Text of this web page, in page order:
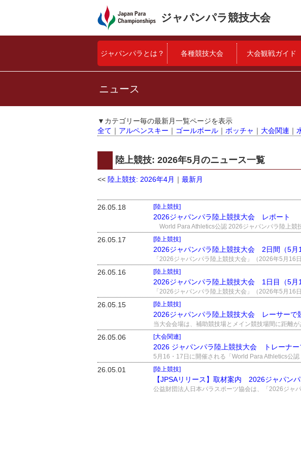
ジャパンパラ競技大会
ジャパンパラとは？ 各種競技大会 大会観戦ガイド
ニュース
▼カテゴリー毎の最新月一覧ページを表示
全て ｜ アルペンスキー ｜ ゴールボール ｜ ボッチャ ｜ 大会関連 ｜
陸上競技: 2026年5月のニュース一覧
<< 陸上競技: 2026年4月 ｜ 最新月
26.05.18 [陸上競技]
2026ジャパンパラ陸上競技大会 レポート
26.05.17 [陸上競技]
2026ジャパンパラ陸上競技大会 2日間（5月
26.05.16 [陸上競技]
2026ジャパンパラ陸上競技大会 1日目（5月
26.05.15 [陸上競技]
2026ジャパンパラ陸上競技大会 レーサーで
26.05.06 [大会関連]
2026 ジャパンパラ陸上競技大会 トレーナー
26.05.01 [陸上競技]
【JPSAリリース】取材案内 2026ジャパン